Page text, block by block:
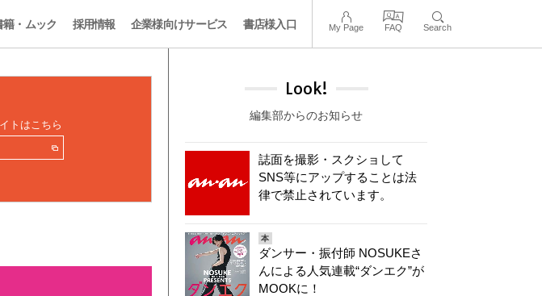
籍・ムック 採用情報 企業様向けサービス 書店様入口 My Page FAQ Search
トはこちら
Look!
編集部からのお知らせ
誌面を撮影・スクショして
SNS等にアップすることは法
律で禁止されています。
本
ダンサー・振付師 NOSUKEさ
んによる人気連載“ダンエク”が
MOOKに！